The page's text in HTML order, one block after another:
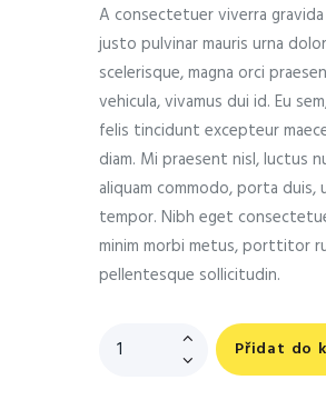
A consectetuer viverra
justo pulvinar mauris urna dolor
scelerisque, magna orci
vehicula, vivamus dui id. Eu
felis tincidunt excepteur
diam. Mi praesent nisl, luctus
aliquam commodo, porta duis,
tempor. Nibh eget
minim morbi metus, porttitor
pellentesque sollicitudin.
Přidat do